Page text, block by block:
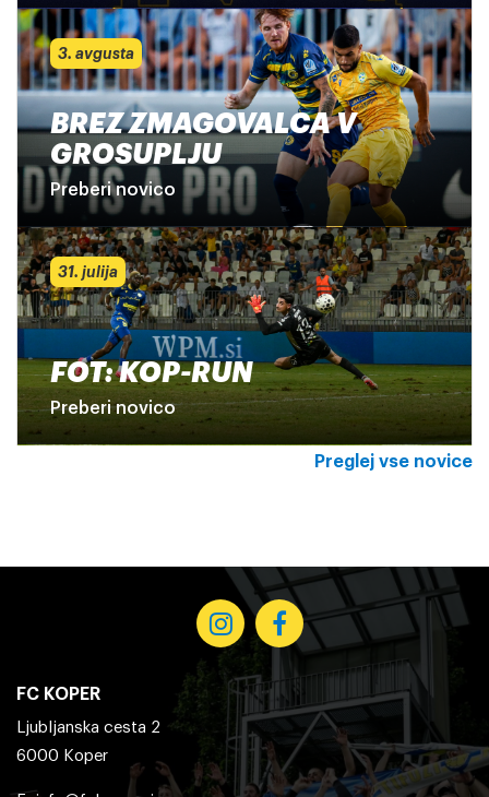
3. avgusta
BREZ ZMAGOVALCA V
GROSUPLJU
Preberi novico
31. julija
FOT: KOP-RUN
Preberi novico
Preglej vse novice
FC KOPER
Ljubljanska cesta 2
6000 Koper